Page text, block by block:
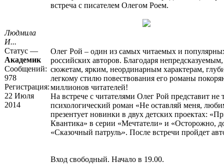
Людмила
И...
Статус —
Академик
Сообщений:
978
Регистрация:
22 Июля
2014
встреча с писателем Олегом Роем.
Олег Рой – один из самых читаемых и
российских авторов. Благодаря
сюжетам, ярким, неординарным характерам,
легкому стилю повествования его романы
миллионов читателей!
На встрече с читателями Олег Рой представит не
психологический роман «Не оставляй меня,
презентует новинки в двух детских проектах:
Квантика» в серии «Мечтатели» и «Осторожно,
«Сказочный патруль». После встречи пройдет
Вход свободный. Начало в 19.00.